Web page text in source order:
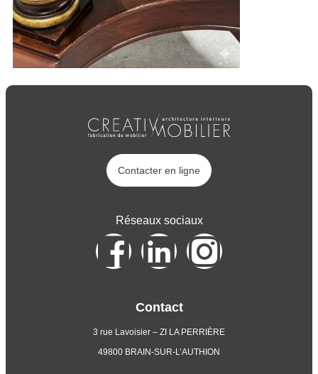
Contacter en ligne
Réseaux sociaux
Contact
3 rue Lavoisier – ZI LA PERRIÈRE
49800 BRAIN-SUR-L’AUTHION